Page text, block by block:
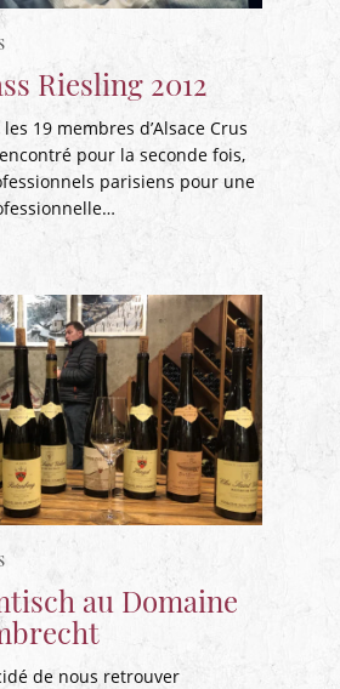
Riesling 2012
19 membres d’Alsace Crus
pour la seconde fois,
parisiens pour une
au Domaine
de nous retrouver